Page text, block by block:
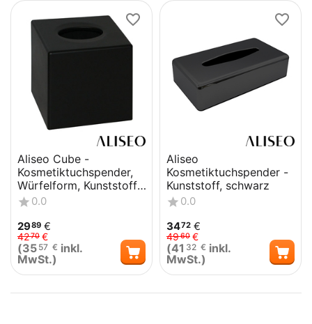
Aliseo Cube -
Kosmetiktuchspender,
Würfelform, Kunststoff,
schwarz
0.0
2989 €
4270 €
(35 57 € inkl.
MwSt.)
Aliseo
Kosmetiktuchspender -
Kunststoff, schwarz
0.0
3472 €
4960 €
(41 32 € inkl.
MwSt.)